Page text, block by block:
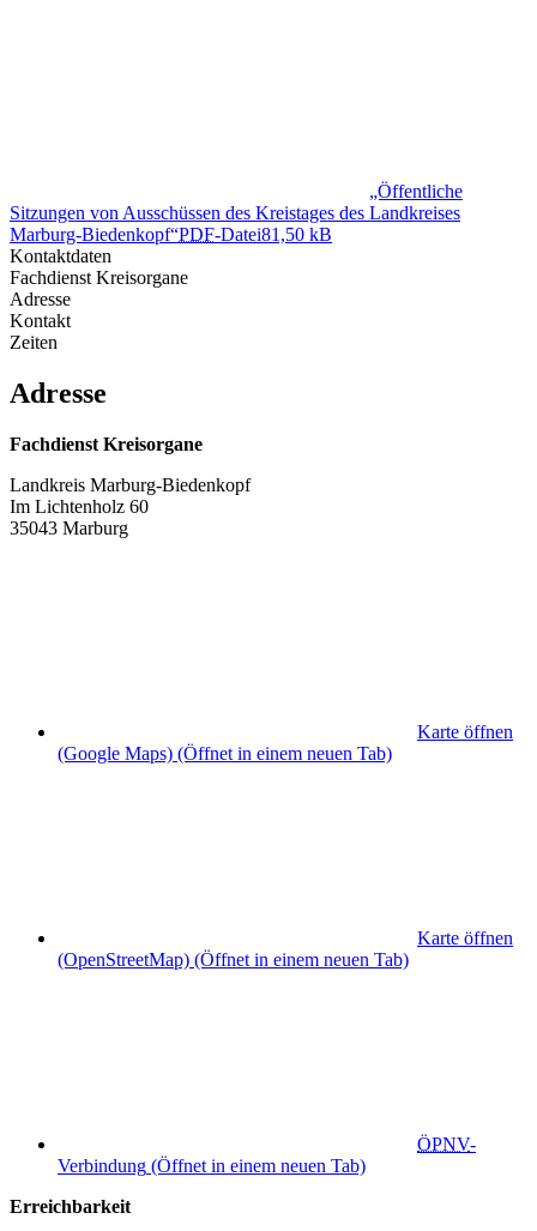
„Öffentliche
Sitzungen von Ausschüssen des Kreistages des Landkreises
Marburg-Biedenkopf“PDF-Datei81,50 kB
Kontaktdaten
Fachdienst Kreisorgane
Adresse
Kontakt
Zeiten
Adresse
Fachdienst Kreisorgane
Landkreis Marburg-Biedenkopf
Im Lichtenholz 60
35043 Marburg
Karte öffnen
(Google Maps) (Öffnet in einem neuen Tab)
Karte öffnen
(OpenStreetMap) (Öffnet in einem neuen Tab)
ÖPNV-
Verbindung (Öffnet in einem neuen Tab)
Erreichbarkeit